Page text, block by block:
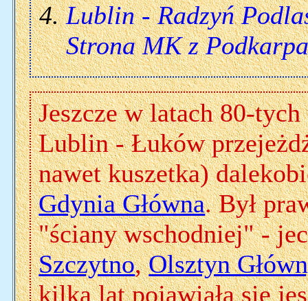
Lublin - Radzyń
Strona MK z
Jeszcze w latach 80-
Lublin - Łuków
nawet kuszetka)
Gdynia Główna. Był
"ściany wschodniej" -
Szczytno,Olsztyn
kilka lat pojawiała się